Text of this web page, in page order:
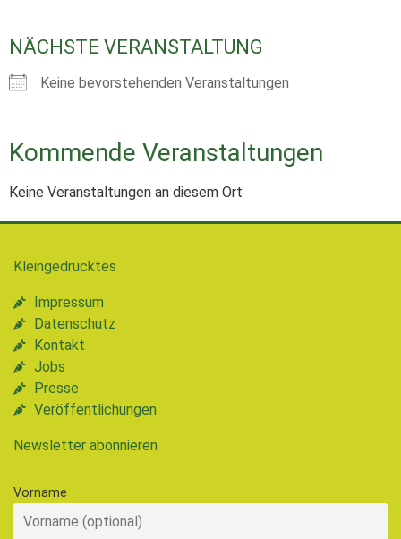
NÄCHSTE VERANSTALTUNG
Keine bevorstehenden Veranstaltungen
Kommende Veranstaltungen
Keine Veranstaltungen an diesem Ort
Kleingedrucktes
Impressum
Datenschutz
Kontakt
Jobs
Presse
Veröffentlichungen
Newsletter abonnieren
Vorname